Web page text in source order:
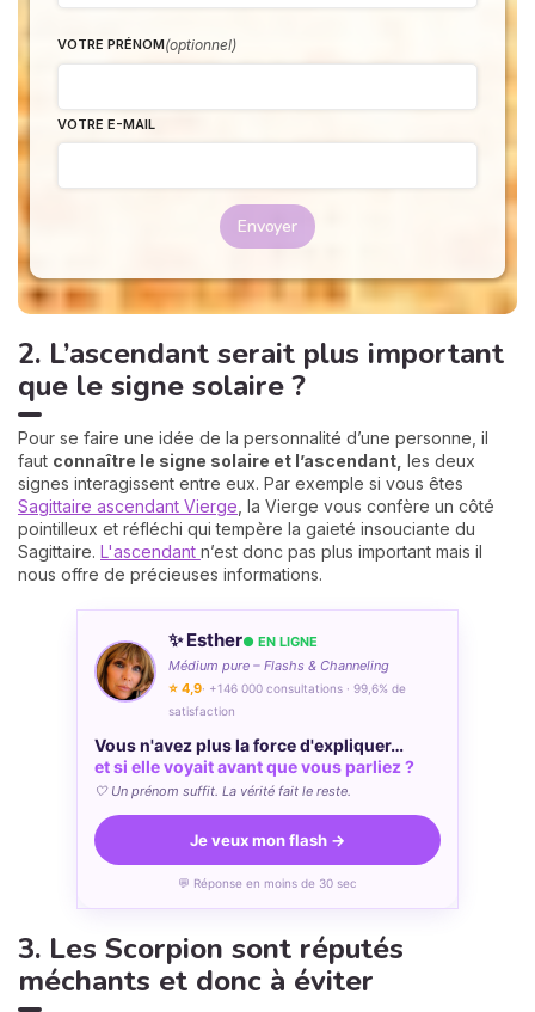
VOTRE PRÉNOM(optionnel)
VOTRE E-MAIL
Envoyer
2. L’ascendant serait plus important
que le signe solaire ?
Pour se faire une idée de la personnalité d’une personne, il
faut connaître le signe solaire et l’ascendant, les deux
signes interagissent entre eux. Par exemple si vous êtes
Sagittaire ascendant Vierge , la Vierge vous confère un côté
pointilleux et réfléchi qui tempère la gaieté insouciante du
Sagittaire. L'ascendant n’est donc pas plus important mais il
nous offre de précieuses informations.
✨ Esther● EN LIGNE
Médium pure – Flashs & Channeling
⭐ 4,9· +146 000 consultations · 99,6% de
satisfaction
Vous n'avez plus la force d'expliquer…
et si elle voyait avant que vous parliez ?
🤍 Un prénom suffit. La vérité fait le reste.
Je veux mon flash →
💬 Réponse en moins de 30 sec
3. Les Scorpion sont réputés
méchants et donc à éviter